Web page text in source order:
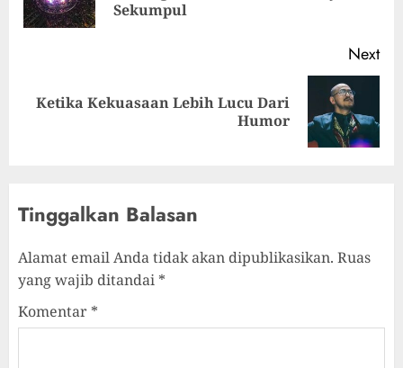
Sekumpul
Next
Ketika Kekuasaan Lebih Lucu Dari
Humor
Tinggalkan Balasan
Alamat email Anda tidak akan dipublikasikan. Ruas
yang wajib ditandai *
Komentar *